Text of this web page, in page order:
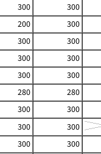
300 300
200 300
300 300
300 300
300 300
280 280
300 300
300
300
300 300